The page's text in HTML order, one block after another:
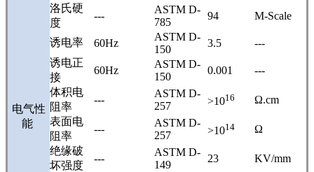
洛氏硬
度
---
ASTM D-
785
94 M-Scale
电气性
能
诱电率 60Hz
ASTM D-
150
3.5
---
诱电正
接
60Hz
ASTM D-
150
0.001
---
体积电
阻率
---
ASTM D-
257
>1016
Ω.cm
表面电
阻率
---
ASTM D-
257
>1014
Ω
绝缘破
坏强度
---
ASTM D-
149
23
KV/mm